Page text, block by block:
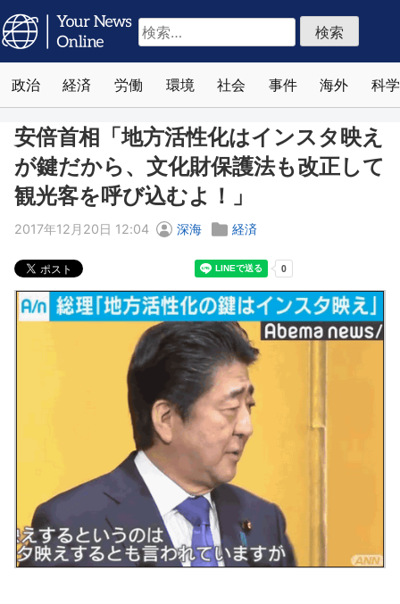
検
索:
政治 経済 労働 環境 社会 事件 海外 科学
安倍首相「地方活性化はインスタ映え
が鍵だから、文化財保護法も改正して
観光客を呼び込むよ！」
2017年12月20日 12:04 深海 経済